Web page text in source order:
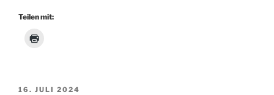
Teilen mit:
VERÖFFENTLICHT
16. JULI 2024